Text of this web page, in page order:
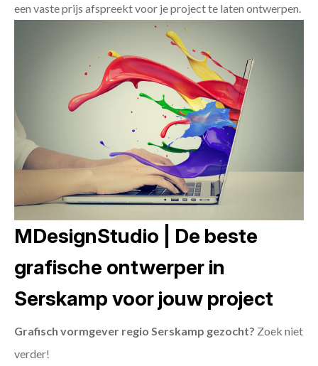
een vaste prijs afspreekt voor je project te laten ontwerpen.
MDesignStudio | De beste
grafische ontwerper in
Serskamp voor jouw project
Grafisch vormgever regio Serskamp gezocht? Zoek niet
verder!